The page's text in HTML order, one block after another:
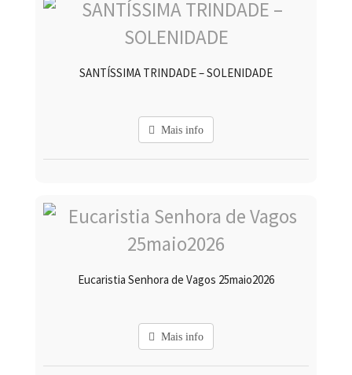
SANTÍSSIMA TRINDADE – SOLENIDADE
Mais info
Eucaristia Senhora de Vagos 25maio2026
Mais info